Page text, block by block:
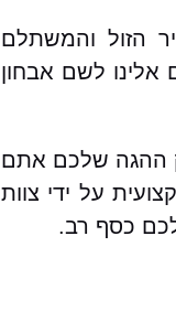
במחיר הזול והמשתלם
לשם אבחון
בפרט.במקרה של תקלה במסרק ההגה שלכם אתם
על ידי צוות
לכם כסף רב.